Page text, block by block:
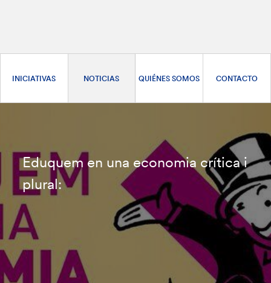
INICIATIVAS NOTICIAS QUIÉNES SOMOS CONTACTO
Eduquem en una economia crítica i
plural: